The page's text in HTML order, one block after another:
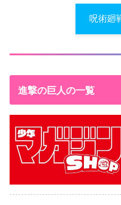
呪術廻
進撃の巨人の一覧